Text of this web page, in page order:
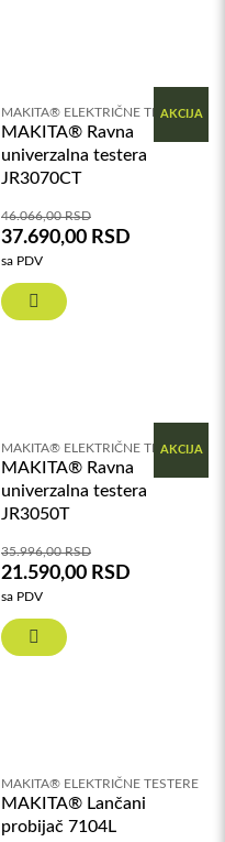
AKCIJA
MAKITA® ELEKTRIČNE TESTERE
MAKITA® Ravna
univerzalna testera
JR3070CT
46.066,00RSD
37.690,00 RSD
sa PDV
AKCIJA
MAKITA® ELEKTRIČNE TESTERE
MAKITA® Ravna
univerzalna testera
JR3050T
35.996,00RSD
21.590,00 RSD
sa PDV
MAKITA® ELEKTRIČNE TESTERE
MAKITA® Lančani
probijač 7104L